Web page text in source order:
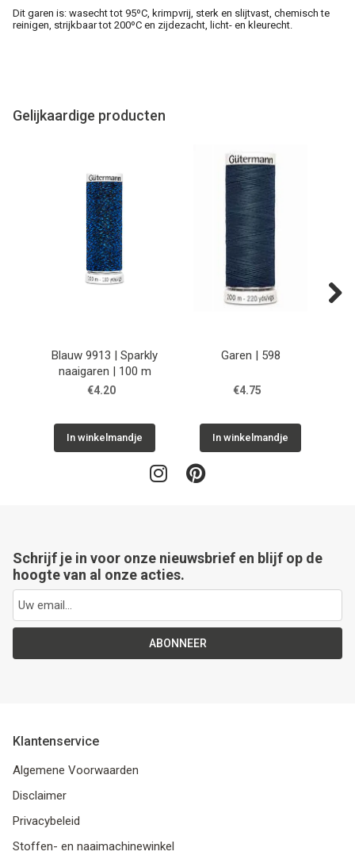
Dit garen is: wasecht tot 95ºC, krimpvrij, sterk en slijtvast, chemisch te
reinigen, strijkbaar tot 200ºC en zijdezacht, licht- en kleurecht.
Gelijkaardige producten
Blauw 9913 | Sparkly
naaigaren | 100 m
€4.20
In winkelmandje
Garen | 598
€4.75
In winkelmandje
Schrijf je in voor onze nieuwsbrief en blijf op de
hoogte van al onze acties.
ABONNEER
Klantenservice
Algemene Voorwaarden
Disclaimer
Privacybeleid
Stoffen- en naaimachinewinkel